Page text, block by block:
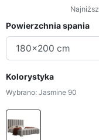
Powierzchnia spania
Kolorystyka
Wybrano: Jasmine 90
Jasmine 90